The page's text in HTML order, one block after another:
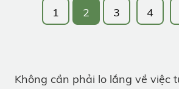
1 2 3 4
Không cần phải lo lắng về việc